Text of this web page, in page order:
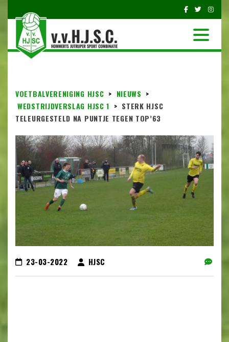
VOETBALVERENIGING HJSC > NIEUWS >
WEDSTRIJDVERSLAG HJSC 1 > STERK HJSC
TELEURGESTELD NA PUNTJE TEGEN TOP’63
23-03-2022 HJSC